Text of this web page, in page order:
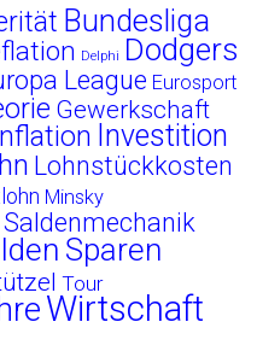
Bundesliga
Delphi Dodgers
League Eurosport
Gewerkschaft
Investition
Lohnstückkosten
Minsky
Saldenmechanik
Sparen
Tour
Wirtschaft